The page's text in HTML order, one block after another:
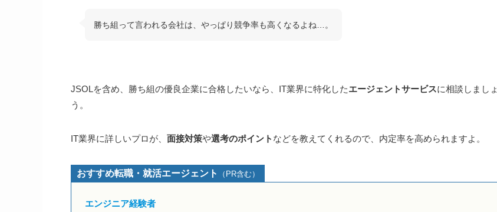
勝ち組って言われる会社は、やっぱり競争率も高くなるよね…。
JSOLを含め、勝ち組の優良企業に合格したいなら、IT業界に特化したエージェントサービスに相談しましょ
う。
IT業界に詳しいプロが、 面接対策や選考のポイント などを教えてくれるので、内定率を高められますよ。
おすすめ転職・就活エージェント （PR含む）
エンジニア経験者